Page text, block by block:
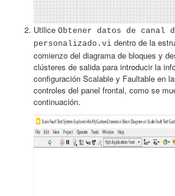
Utilice Obtener datos de canal
personalizado.vi dentro de la
comienzo del diagrama de bloques y
clústeres de salida para introducir la
configuración Scalable y Faultable en
controles del panel frontal, como se
continuación.